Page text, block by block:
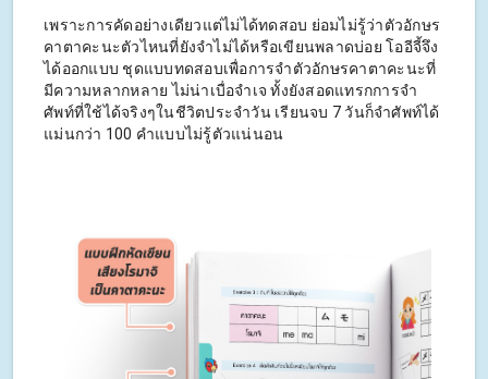
เพราะการคัดอย่างเดียวแต่ไม่ได้ทดสอบ ย่อมไม่รู้ว่าตัวอักษร
คาตาคะนะตัวไหนที่ยังจำไม่ได้หรือเขียนพลาดบ่อย โออีจี้จึง
ได้ออกแบบ ชุดแบบทดสอบเพื่อการจำตัวอักษรคาตาคะนะที่
มีความหลากหลาย ไม่น่าเบื่อจำเจ ทั้งยังสอดแทรกการจำ
ศัพท์ที่ใช้ได้จริงๆในชีวิตประจำวัน เรียนจบ 7 วันก็จำศัพท์ได้
แม่นกว่า 100 คำแบบไม่รู้ตัวแน่นอน